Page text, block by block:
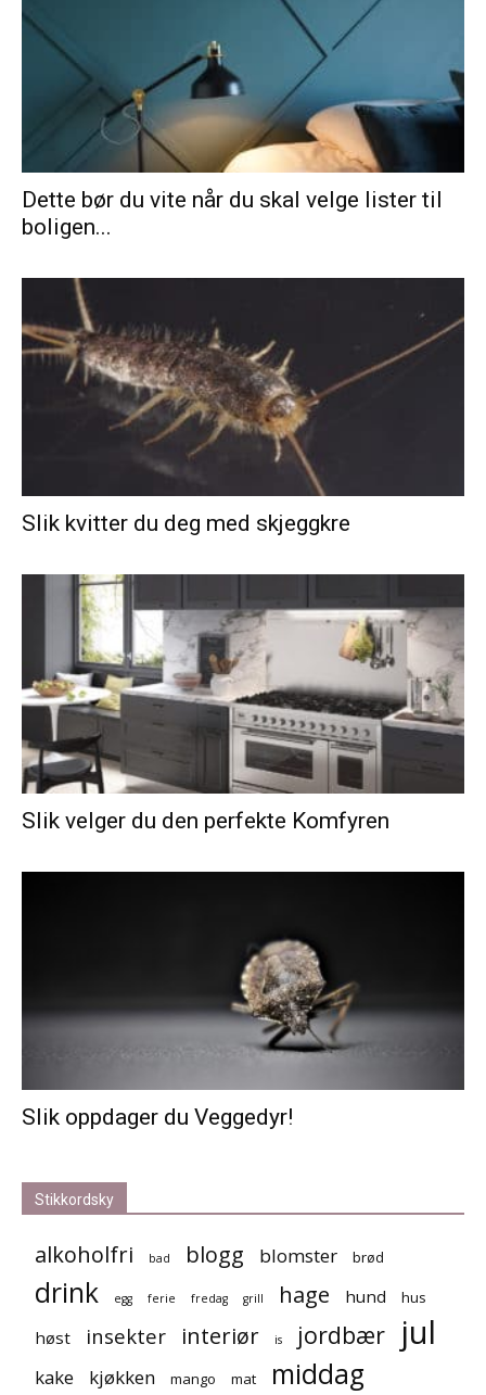
Dette bør du vite når du skal velge lister til
boligen...
Slik kvitter du deg med skjeggkre
Slik velger du den perfekte Komfyren
Slik oppdager du Veggedyr!
Stikkordsky
alkoholfri bad blogg blomster brød
drink egg ferie fredag grill hage hund hus
høst insekter interiør is jordbær jul
kake kjøkken mango mat middag